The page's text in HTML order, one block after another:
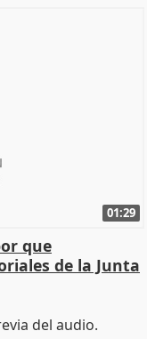
01:29
que
de la Junta